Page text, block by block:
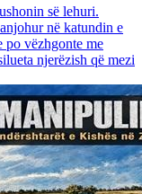
së lehuri.
në katundin e
vëzhgonte me
njerëzish që mezi